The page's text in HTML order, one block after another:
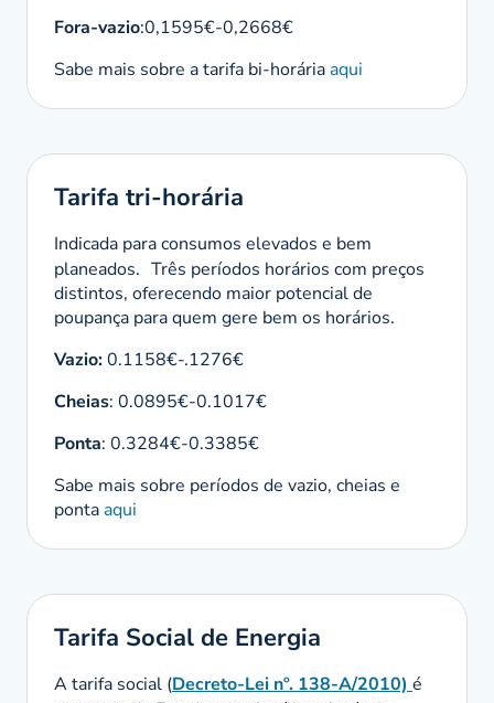
Fora-vazio:0,1595€-0,2668€
Sabe mais sobre a tarifa bi-horáriaaqui
Tarifa tri-horária
Indicada para consumos elevados e bem
planeados. Três períodos horários com preços
distintos, oferecendo maior potencial de
poupança para quem gere bem os horários.
Vazio:0.1158€-.1276€
Cheias: 0.0895€-0.1017€
Ponta: 0.3284€-0.3385€
Sabe mais sobre períodos de vazio, cheias e
pontaaqui
Tarifa Social de Energia
A tarifa social (Decreto-Lei nº. 138-A/2010) é